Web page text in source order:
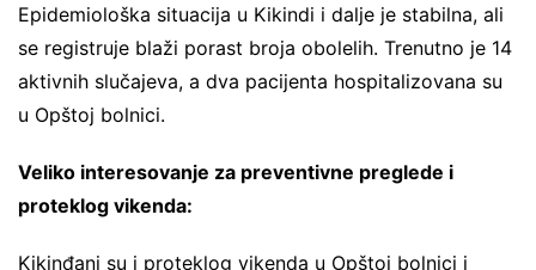
Epidemiološka situacija u Kikindi i dalje je stabilna, ali
se registruje blaži porast broja obolelih. Trenutno je 14
aktivnih slučajeva, a dva pacijenta hospitalizovana su
u Opštoj bolnici.
Veliko interesovanje za preventivne preglede i
proteklog vikenda:
Kikinđani su i proteklog vikenda u Opštoj bolnici i